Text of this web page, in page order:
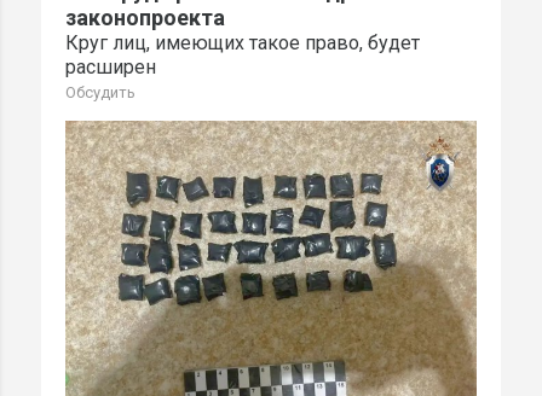
законопроекта
Круг лиц, имеющих такое право, будет
расширен
Обсудить